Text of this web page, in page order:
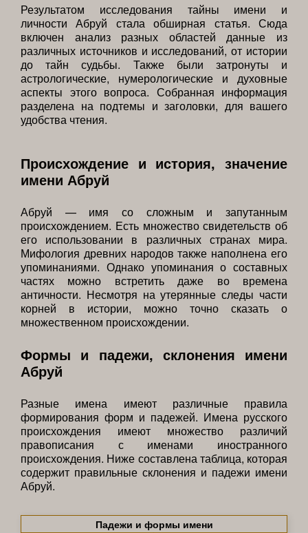
Результатом исследования тайны имени и
личности Абруй стала обширная статья. Сюда
включен анализ разных областей данные из
различных источников и исследований, от истории
до тайн судьбы. Также были затронуты и
астрологические, нумерологические и духовные
аспекты этого вопроса. Собранная информация
разделена на подтемы и заголовки, для вашего
удобства чтения.
Происхождение и история, значение
имени Абруй
Абруй — имя со сложным и запутанным
происхождением. Есть множество свидетельств об
его использовании в различных странах мира.
Мифология древних народов также наполнена его
упоминаниями. Однако упоминания о составных
частях можно встретить даже во времена
античности. Несмотря на утерянные следы части
корней в истории, можно точно сказать о
множественном происхождении.
Формы и падежи, склонения имени
Абруй
Разные имена имеют различные правила
формирования форм и падежей. Имена русского
происхождения имеют множество различий
правописания с именами иностранного
происхождения. Ниже составлена таблица, которая
содержит правильные склонения и падежи имени
Абруй.
Падежи и формы имени